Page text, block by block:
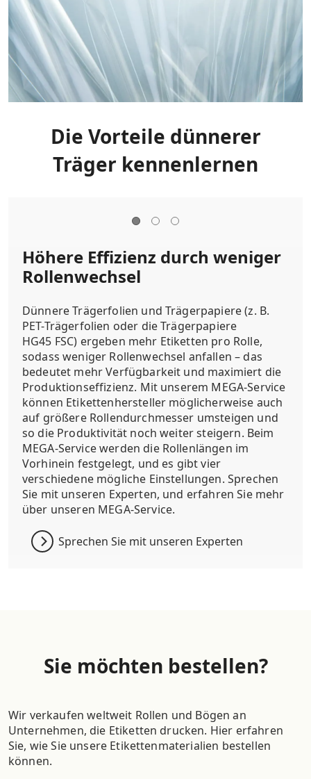
Die Vorteile dünnerer
Träger kennenlernen
Höhere Effizienz durch weniger
Rollenwechsel
Dünnere Trägerfolien und Trägerpapiere (z. B.
PET-Trägerfolien oder die Trägerpapiere
HG45 FSC) ergeben mehr Etiketten pro Rolle,
sodass weniger Rollenwechsel anfallen – das
bedeutet mehr Verfügbarkeit und maximiert die
Produktionseffizienz. Mit unserem MEGA-Service
können Etikettenhersteller möglicherweise auch
auf größere Rollendurchmesser umsteigen und
so die Produktivität noch weiter steigern. Beim
MEGA-Service werden die Rollenlängen im
Vorhinein festgelegt, und es gibt vier
verschiedene mögliche Einstellungen. Sprechen
Sie mit unseren Experten, und erfahren Sie mehr
über unseren MEGA-Service.
Sprechen Sie mit unseren Experten
Sie möchten bestellen?
Wir verkaufen weltweit Rollen und Bögen an
Unternehmen, die Etiketten drucken. Hier erfahren
Sie, wie Sie unsere Etikettenmaterialien bestellen
können.